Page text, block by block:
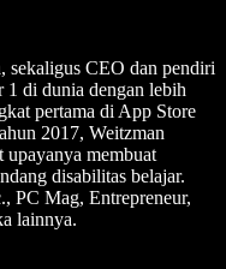
sekaligus CEO dan pendiri
1 di dunia dengan lebih
pertama di App Store
2017, Weitzman
upayanya membuat
disabilitas belajar.
PC Mag, Entrepreneur,
lainnya.